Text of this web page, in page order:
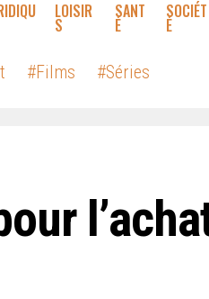
LOISIR
S
SANT
É
SOCIÉT
É
#Films #Séries